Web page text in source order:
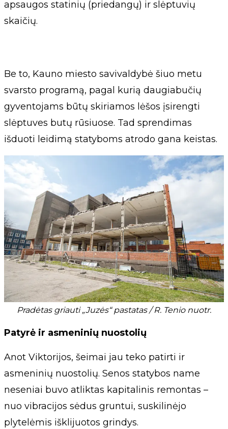
apsaugos statinių (priedangų) ir slėptuvių
skaičių.
Be to, Kauno miesto savivaldybė šiuo metu
svarsto programą, pagal kurią daugiabučių
gyventojams būtų skiriamos lėšos įsirengti
slėptuves butų rūsiuose. Tad sprendimas
išduoti leidimą statyboms atrodo gana keistas.
Pradėtas griauti „Juzės“ pastatas / R. Tenio nuotr.
Patyrė ir asmeninių nuostolių
Anot Viktorijos, šeimai jau teko patirti ir
asmeninių nuostolių. Senos statybos name
neseniai buvo atliktas kapitalinis remontas –
nuo vibracijos sėdus gruntui, suskilinėjo
plytelėmis išklijuotos grindys.